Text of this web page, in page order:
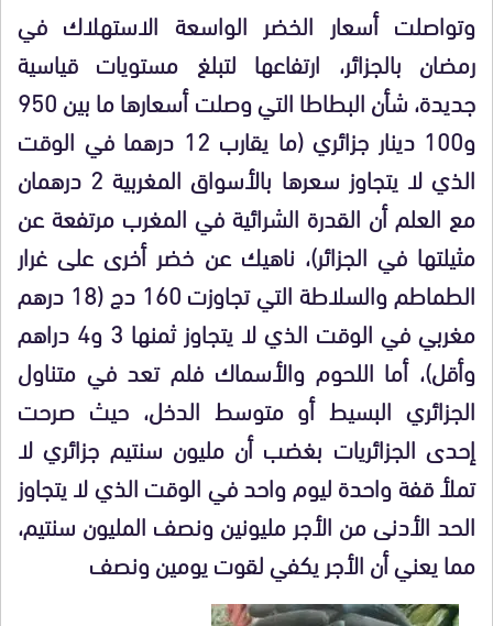
وتواصلت أسعار الخضر الواسعة الاستهلاك في
رمضان بالجزائر، ارتفاعها لتبلغ مستويات قياسية
جديدة، شأن البطاطا التي وصلت أسعارها ما بين 950
و100 دينار جزائري (ما يقارب 12 درهما في الوقت
الذي لا يتجاوز سعرها بالأسواق المغربية 2 درهمان
مع العلم أن القدرة الشرائية في المغرب مرتفعة عن
مثيلتها في الجزائر)، ناهيك عن خضر أخرى على غرار
الطماطم والسلاطة التي تجاوزت 160 دج (18 درهم
مغربي في الوقت الذي لا يتجاوز ثمنها 3 و4 دراهم
وأقل)، أما اللحوم والأسماك فلم تعد في متناول
الجزائري البسيط أو متوسط الدخل، حيث صرحت
إحدى الجزائريات بغضب أن مليون سنتيم جزائري لا
تملأ قفة واحدة ليوم واحد في الوقت الذي لا يتجاوز
الحد الأدنى من الأجر مليونين ونصف المليون سنتيم،
مما يعني أن الأجر يكفي لقوت يومين ونصف